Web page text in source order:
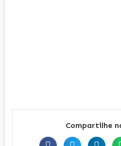
Compartilhe